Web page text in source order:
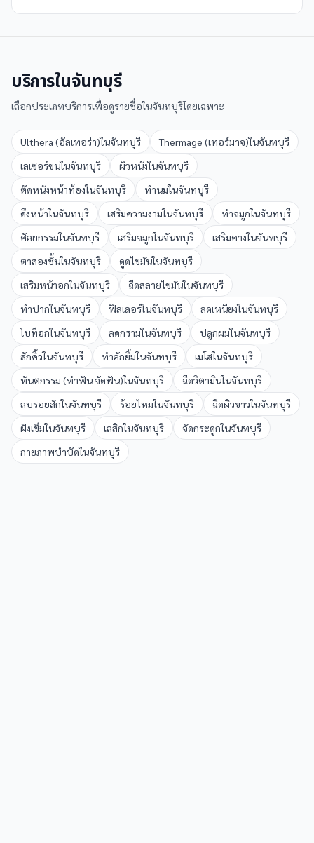
บริการในจันทบุรี
เลือกประเภทบริการเพื่อดูรายชื่อในจันทบุรีโดยเฉพาะ
Ulthera (อัลเทอร่า)ในจันทบุรี Thermage (เทอร์มาจ)ในจันทบุรี
เลเซอร์ขนในจันทบุรี ผิวหนังในจันทบุรี
ตัดหนังหน้าท้องในจันทบุรี ทำนมในจันทบุรี
ดึงหน้าในจันทบุรี เสริมความงามในจันทบุรี ทำจมูกในจันทบุรี
ศัลยกรรมในจันทบุรี เสริมจมูกในจันทบุรี เสริมคางในจันทบุรี
ตาสองชั้นในจันทบุรี ดูดไขมันในจันทบุรี
เสริมหน้าอกในจันทบุรี ฉีดสลายไขมันในจันทบุรี
ทำปากในจันทบุรี ฟิลเลอร์ในจันทบุรี ลดเหนียงในจันทบุรี
โบท็อกในจันทบุรี ลดกรามในจันทบุรี ปลูกผมในจันทบุรี
สักคิ้วในจันทบุรี ทำลักยิ้มในจันทบุรี เมโสในจันทบุรี
ทันตกรรม (ทำฟัน จัดฟัน)ในจันทบุรี ฉีดวิตามินในจันทบุรี
ลบรอยสักในจันทบุรี ร้อยไหมในจันทบุรี ฉีดผิวขาวในจันทบุรี
ฝังเข็มในจันทบุรี เลสิกในจันทบุรี จัดกระดูกในจันทบุรี
กายภาพบำบัดในจันทบุรี